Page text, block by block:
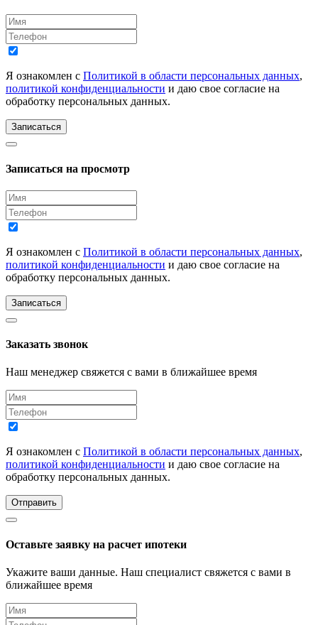
Я ознакомлен с Политикой в области персональных данных,
политикой конфиденциальности и даю свое согласие на
обработку персональных данных.
Записаться
Записаться на просмотр
Я ознакомлен с Политикой в области персональных данных,
политикой конфиденциальности и даю свое согласие на
обработку персональных данных.
Записаться
Заказать звонок
Наш менеджер свяжется с вами в ближайшее время
Я ознакомлен с Политикой в области персональных данных,
политикой конфиденциальности и даю свое согласие на
обработку персональных данных.
Отправить
Оставьте заявку на расчет ипотеки
Укажите ваши данные. Наш специалист свяжется с вами в
ближайшее время